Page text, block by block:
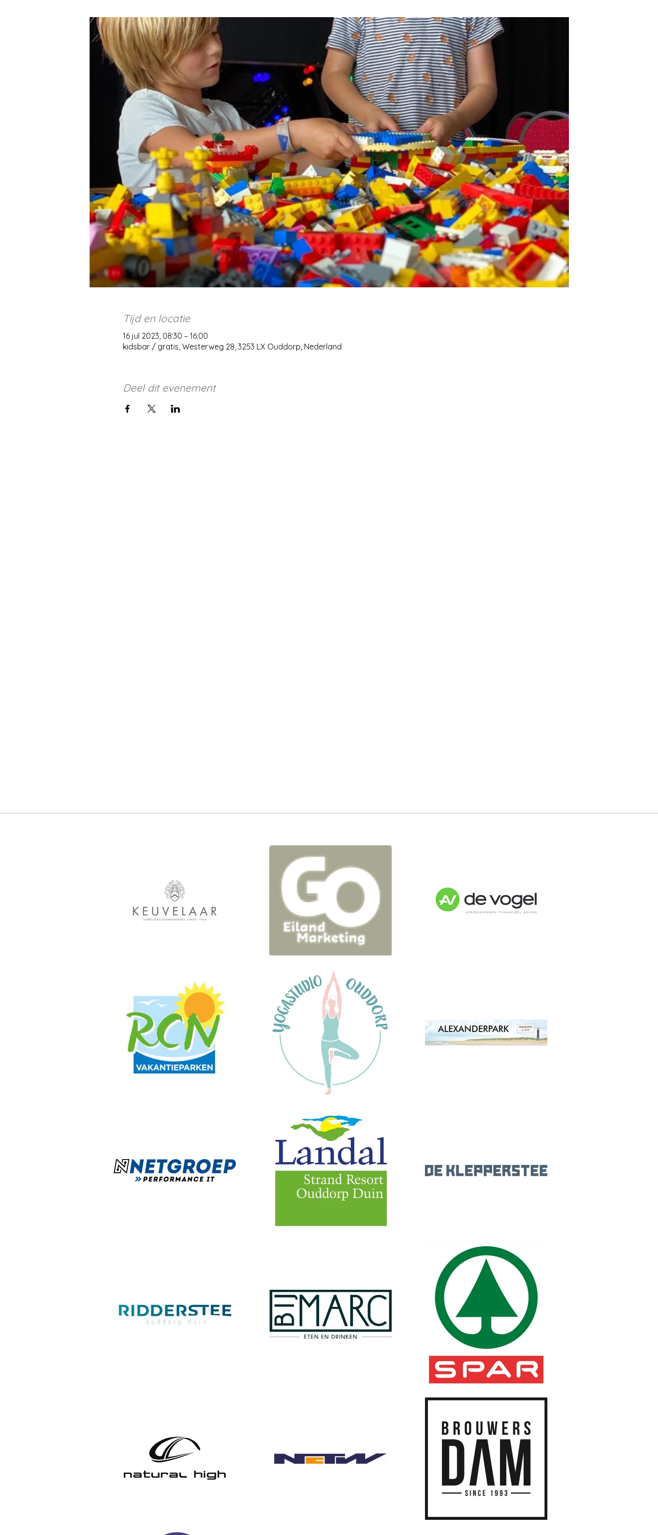
Tijd en locatie
16 jul 2023, 08:30 – 16:00
kidsbar / gratis, Westerweg 28, 3253 LX Ouddorp, Nederland
Deel dit evenement